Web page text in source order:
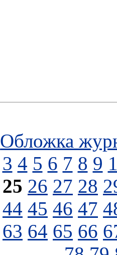
Обложка
3 4 5 6 7 8 9
25 26 27 28
44 45 46 47
63 64 65 66